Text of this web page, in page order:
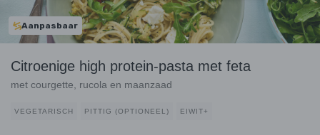
Aanpasbaar
Citroenige high protein-pasta met feta
met courgette, rucola en maanzaad
VEGETARISCH PITTIG (OPTIONEEL) EIWIT+